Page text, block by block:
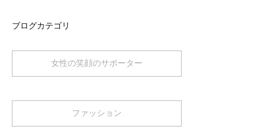
ブログカテゴリ
女性の笑顔のサポーター
ファッション